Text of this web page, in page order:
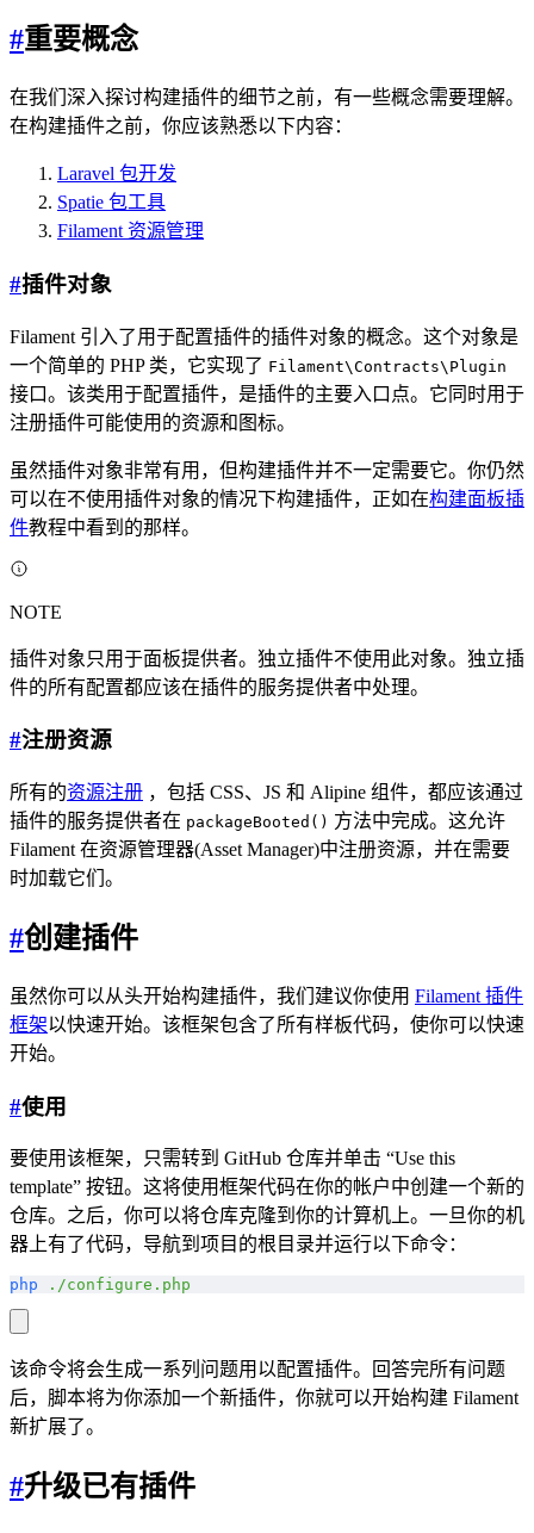
#重要概念
在我们深入探讨构建插件的细节之前，有一些概念需要理解。
在构建插件之前，你应该熟悉以下内容：
Laravel 包开发
Spatie 包工具
Filament 资源管理
#插件对象
Filament 引入了用于配置插件的插件对象的概念。这个对象是
一个简单的 PHP 类，它实现了 Filament\Contracts\Plugin
接口。该类用于配置插件，是插件的主要入口点。它同时用于
注册插件可能使用的资源和图标。
虽然插件对象非常有用，但构建插件并不一定需要它。你仍然
可以在不使用插件对象的情况下构建插件，正如在构建面板插
件教程中看到的那样。
NOTE
插件对象只用于面板提供者。独立插件不使用此对象。独立插
件的所有配置都应该在插件的服务提供者中处理。
#注册资源
所有的资源注册 ，包括 CSS、JS 和 Alipine 组件，都应该通过
插件的服务提供者在 packageBooted() 方法中完成。这允许
Filament 在资源管理器(Asset Manager)中注册资源，并在需要
时加载它们。
#创建插件
虽然你可以从头开始构建插件，我们建议你使用 Filament 插件
框架以快速开始。该框架包含了所有样板代码，使你可以快速
开始。
#使用
要使用该框架，只需转到 GitHub 仓库并单击 “Use this
template” 按钮。这将使用框架代码在你的帐户中创建一个新的
仓库。之后，你可以将仓库克隆到你的计算机上。一旦你的机
器上有了代码，导航到项目的根目录并运行以下命令：
php ./configure.php
该命令将会生成一系列问题用以配置插件。回答完所有问题
后，脚本将为你添加一个新插件，你就可以开始构建 Filament
新扩展了。
#升级已有插件